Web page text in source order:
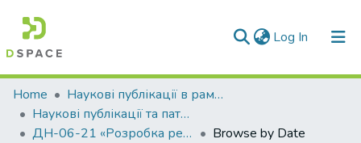
Log In (current)
Communities & Collections
All of DSpace
Home
Наукові публікації в рамках виконання держбюджетних науково-дослідних робіт
Наукові публікації та патенти в рамках виконання держбюджетних науково-дослідних робіт 2021 р.
ДН-06-21 «Розробка ресурсозберігаючого екологічного методу підвищення безпеки експлуатації залізничного транспорту підвищенням енергоємності гальмівних систем»
Browse by Date